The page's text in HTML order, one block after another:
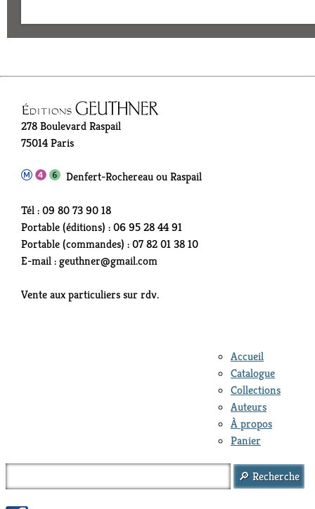
278 Boulevard Raspail
75014 Paris
Denfert-Rochereau ou Raspail
Tél : 09 80 73 90 18
Portable (éditions) : 06 95 28 44 91
Portable (commandes) : 07 82 01 38 10
E-mail : geuthner@gmail.com
Vente aux particuliers sur rdv.
Accueil
Catalogue
Collections
Auteurs
À propos
Panier